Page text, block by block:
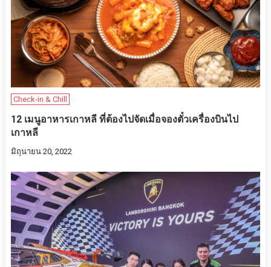
Check-in & Chill
12 เมนูอาหารเกาหลี ที่ต้องไปจัดเมื่อจองตั๋วเครื่องบินไป
เกาหลี
มิถุนายน 20, 2022